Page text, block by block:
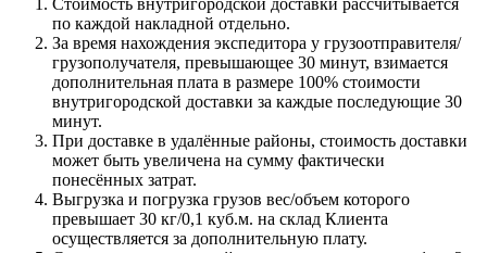
Стоимость внутригородской доставки рассчитывается
по каждой накладной отдельно.
За время нахождения экспедитора у грузоотправителя/
грузополучателя, превышающее 30 минут, взимается
дополнительная плата в размере 100% стоимости
внутригородской доставки за каждые последующие 30
минут.
При доставке в удалённые районы, стоимость доставки
может быть увеличена на сумму фактически
понесённых затрат.
Выгрузка и погрузка грузов вес/объем которого
превышает 30 кг/0,1 куб.м. на склад Клиента
осуществляется за дополнительную плату.